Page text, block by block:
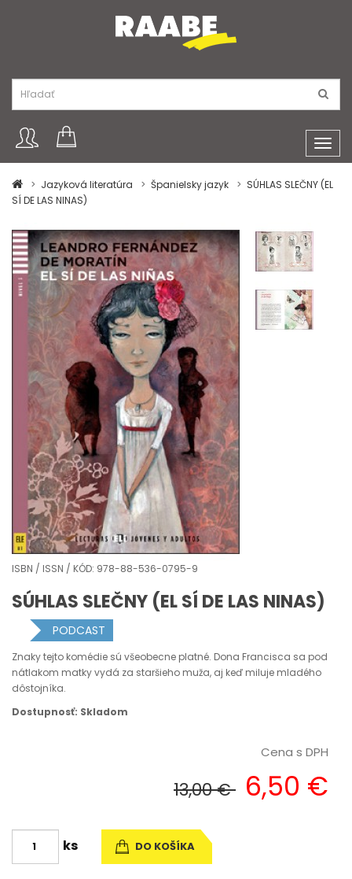
Jazyková literatúra
Španielsky jazyk
SÚHLAS SLEČNY (EL
SÍ DE LAS NINAS)
ISBN / ISSN / KÓD: 978-88-536-0795-9
SÚHLAS SLEČNY (EL SÍ DE LAS NINAS)
PODCAST
Znaky tejto komédie sú všeobecne platné. Dona Francisca sa pod
nátlakom matky vydá za staršieho muža, aj keď miluje mladého
dôstojníka.
Dostupnosť: Skladom
Cena s DPH
13,00 € 6,50 €
ks DO KOŠÍKA